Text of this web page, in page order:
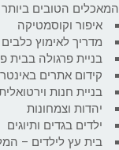
המאכלים הטובים ביותר
איפור וקוסמטיקה
מדריך לאימוץ
בניית פרגולה בבית
קידום אתרים
בניית חנות
יהדות וצמחונות
ילדים בגדים ותיוגים
בית עץ לילדים –